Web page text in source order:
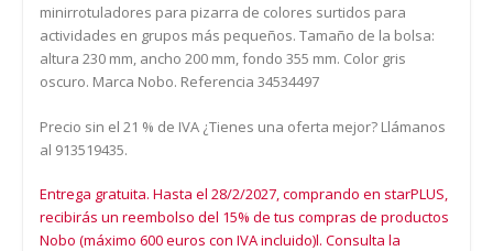
minirrotuladores para pizarra de colores surtidos para
actividades en grupos más pequeños. Tamaño de la bolsa:
altura 230 mm, ancho 200 mm, fondo 355 mm. Color gris
oscuro. Marca Nobo. Referencia 34534497
Precio sin el 21 % de IVA ¿Tienes una oferta mejor? Llámanos
al 913519435.
Entrega gratuita. Hasta el 28/2/2027, comprando en starPLUS,
recibirás un reembolso del 15% de tus compras de productos
Nobo (máximo 600 euros con IVA incluido)l. Consulta la